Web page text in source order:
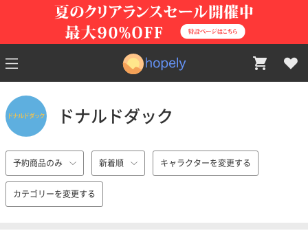
ドナルドダック
予約商品のみ 新着順 キャラクターを変更する
カテゴリーを変更する